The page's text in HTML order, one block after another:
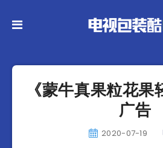
《蒙牛真果粒花果
广告
2020-07-19